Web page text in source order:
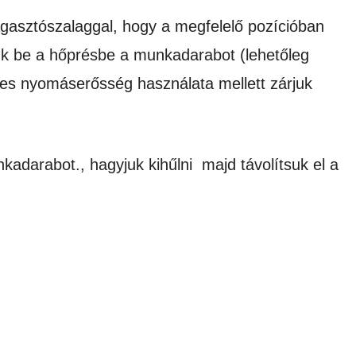
hogy a megfelelő pozícióban
be a hőprésbe a munkadarabot (lehetőleg
nyomáserősség használata mellett zárjuk
hagyjuk kihűlni majd távolítsuk el a